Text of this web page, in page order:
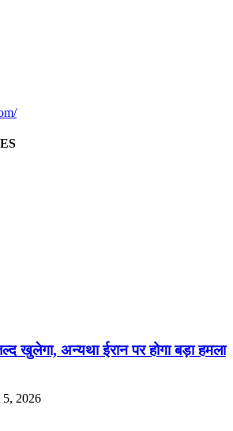
खुलेगा, अन्यथा ईरान पर होगा बड़ा हमला
5, 2026